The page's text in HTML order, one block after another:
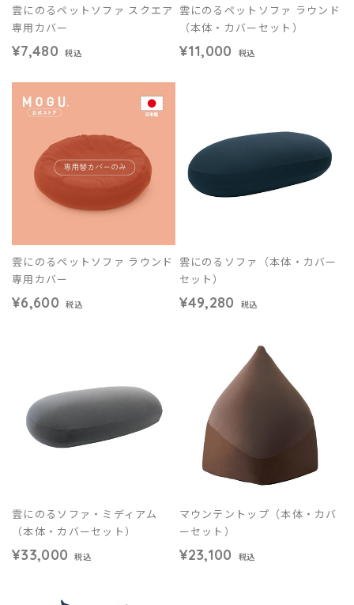
雲にのるペットソファ スクエア
専用カバー
¥7,480 税込
雲にのるペットソファ ラウンド
（本体・カバーセット）
¥11,000 税込
雲にのるペットソファ ラウンド
専用カバー
¥6,600 税込
雲にのるソファ（本体・カバー
セット）
¥49,280 税込
雲にのるソファ・ミディアム
（本体・カバーセット）
¥33,000 税込
マウンテントップ（本体・カバ
ーセット）
¥23,100 税込